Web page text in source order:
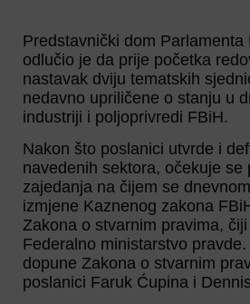
Predstavnički dom Parlamenta
odlučio je da prije početka
nastavak dviju tematskih
nedavno upriličene o stanju u
industriji i poljoprivredi FBiH.
Nakon što poslanici utvrde i
navedenih sektora, očekuje se
zajedanja na čijem se
izmjene Kaznenog zakona
Zakona o stvarnim pravima,
Federalno ministarstvo
dopune Zakona o stvarnim
poslanici Faruk Ćupina i